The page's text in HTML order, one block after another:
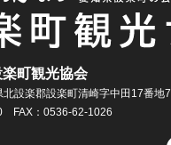
町観光協会
設楽郡設楽町清崎字中田17番地7
FAX：0536-62-1026